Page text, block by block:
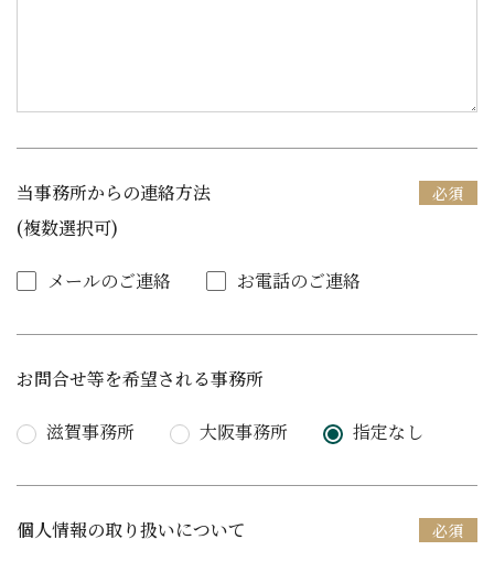
当事務所からの連絡方法
(複数選択可)
メールのご連絡 お電話のご連絡
お問合せ等を希望される事務所
滋賀事務所 大阪事務所 指定なし
個人情報の取り扱いについて